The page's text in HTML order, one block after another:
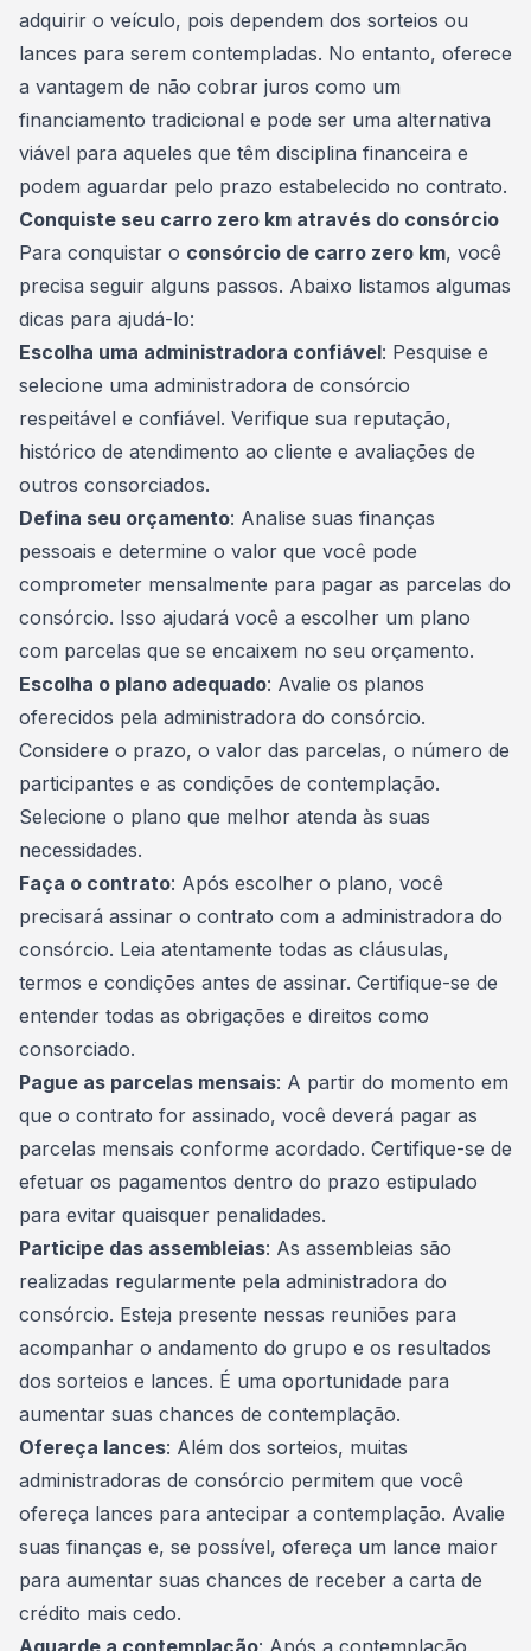
adquirir o veículo, pois dependem dos sorteios ou
lances para serem contempladas. No entanto, oferece
a vantagem de não cobrar juros como um
financiamento tradicional e pode ser uma alternativa
viável para aqueles que têm disciplina financeira e
podem aguardar pelo prazo estabelecido no contrato.
Conquiste seu carro zero km através do consórcio
Para conquistar o consórcio de carro zero km, você
precisa seguir alguns passos. Abaixo listamos algumas
dicas para ajudá-lo:
Escolha uma administradora confiável: Pesquise e
selecione uma administradora de consórcio
respeitável e confiável. Verifique sua reputação,
histórico de atendimento ao cliente e avaliações de
outros consorciados.
Defina seu orçamento: Analise suas finanças
pessoais e determine o valor que você pode
comprometer mensalmente para pagar as parcelas do
consórcio. Isso ajudará você a escolher um plano
com parcelas que se encaixem no seu orçamento.
Escolha o plano adequado: Avalie os planos
oferecidos pela administradora do consórcio.
Considere o prazo, o valor das parcelas, o número de
participantes e as condições de contemplação.
Selecione o plano que melhor atenda às suas
necessidades.
Faça o contrato: Após escolher o plano, você
precisará assinar o contrato com a administradora do
consórcio. Leia atentamente todas as cláusulas,
termos e condições antes de assinar. Certifique-se de
entender todas as obrigações e direitos como
consorciado.
Pague as parcelas mensais: A partir do momento em
que o contrato for assinado, você deverá pagar as
parcelas mensais conforme acordado. Certifique-se de
efetuar os pagamentos dentro do prazo estipulado
para evitar quaisquer penalidades.
Participe das assembleias: As assembleias são
realizadas regularmente pela administradora do
consórcio. Esteja presente nessas reuniões para
acompanhar o andamento do grupo e os resultados
dos sorteios e lances. É uma oportunidade para
aumentar suas chances de contemplação.
Ofereça lances: Além dos sorteios, muitas
administradoras de consórcio permitem que você
ofereça lances para antecipar a contemplação. Avalie
suas finanças e, se possível, ofereça um lance maior
para aumentar suas chances de receber a carta de
crédito mais cedo.
Aguarde a contemplação: Após a contemplação,